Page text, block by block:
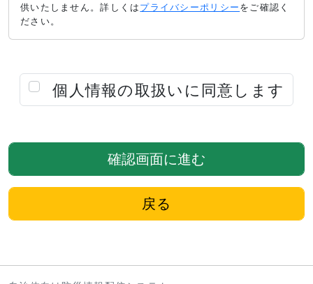
供いたしません。詳しくはプライバシーポリシーをご確認く
ださい。
個人情報の取扱いに同意します
確認画面に進む
戻る